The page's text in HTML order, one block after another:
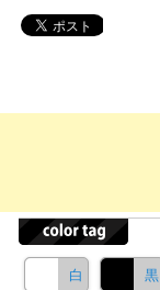
白 黒